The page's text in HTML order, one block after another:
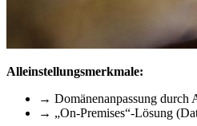
Alleinstellungsmerkmale:
→ Domänenanpassung durch
→ „On-Premises“-Lösung